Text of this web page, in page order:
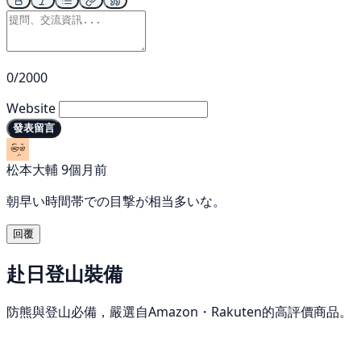
0/2000
Website
發表留言
松本大輔9個月前
朝早い時間帯での目撃が相当多いな。
回覆
赴日登山裝備
防熊與登山必備，嚴選自Amazon・Rakuten的高評價商品。